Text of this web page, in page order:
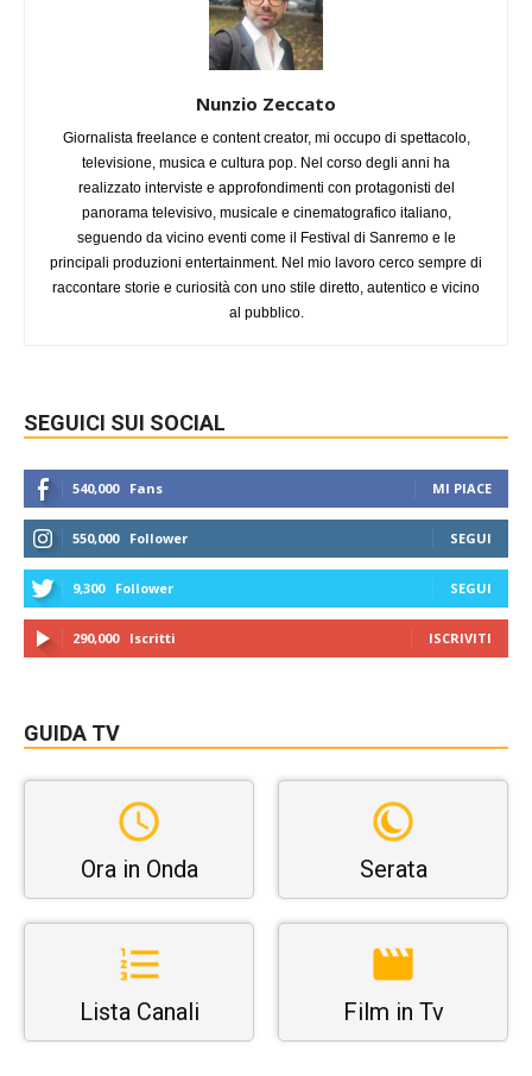
Nunzio Zeccato
Giornalista freelance e content creator, mi occupo di spettacolo,
televisione, musica e cultura pop. Nel corso degli anni ha
realizzato interviste e approfondimenti con protagonisti del
panorama televisivo, musicale e cinematografico italiano,
seguendo da vicino eventi come il Festival di Sanremo e le
principali produzioni entertainment. Nel mio lavoro cerco sempre di
raccontare storie e curiosità con uno stile diretto, autentico e vicino
al pubblico.
SEGUICI SUI SOCIAL
540,000 Fans MI PIACE
550,000 Follower SEGUI
9,300 Follower SEGUI
290,000 Iscritti ISCRIVITI
GUIDA TV
Ora in Onda Serata
Lista Canali Film in Tv